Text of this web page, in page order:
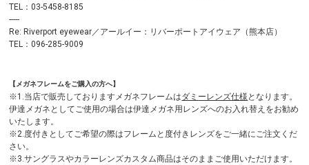
TEL：03-5458-8185
-----
Re: Riverport eyewear／アールイー：リバーポートアイウェア（熊本店）
TEL：096-285-9009
【メガネフレームをご購入の方へ】
※1.当店で販売しておりますメガネフレームはダミーレンズ仕様 となります。
伊達メガネとしてご使用の場合は伊達メガネ用レンズへのお入れ替えをお勧め
いたします。
※2.度付きとしてご希望の際はフレームと度付きレンズをご一緒にご注文くだ
さい。
※3.サングラスやカラーレンズカスタム商品はそのままご使用いただけます。